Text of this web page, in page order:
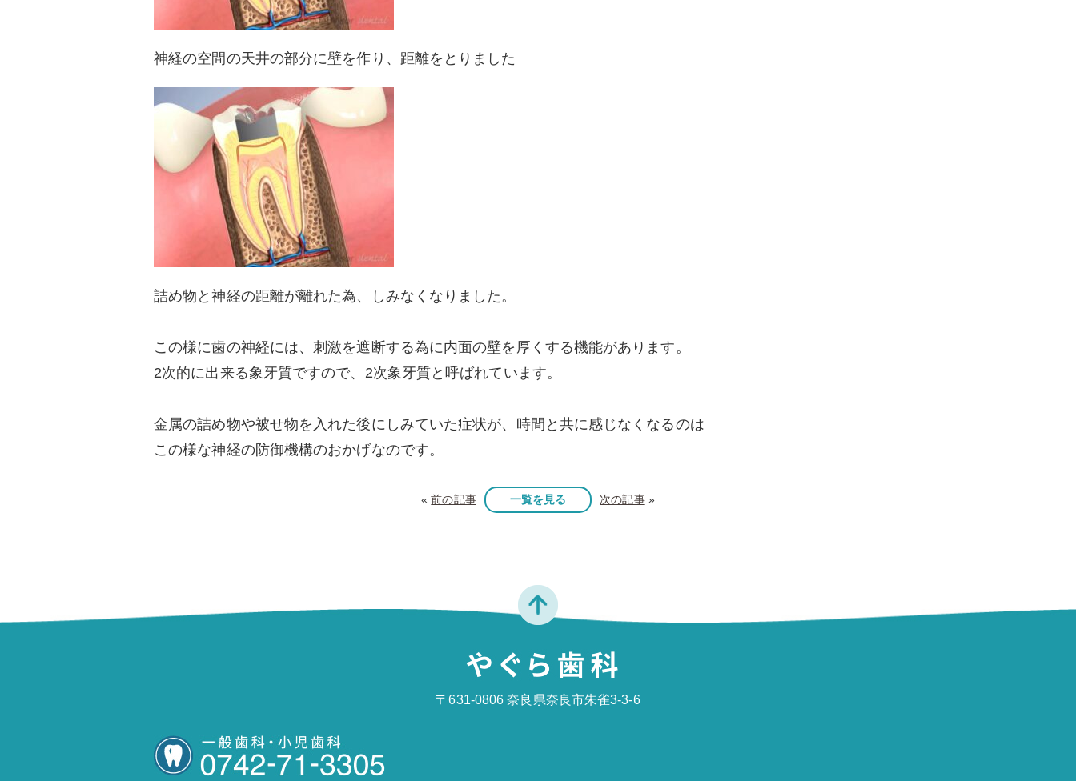
神経の空間の天井の部分に壁を作り、距離をとりました
詰め物と神経の距離が離れた為、しみなくなりました。
この様に歯の神経には、刺激を遮断する為に内面の壁を厚くする機能があります。
2次的に出来る象牙質ですので、2次象牙質と呼ばれています。
金属の詰め物や被せ物を入れた後にしみていた症状が、時間と共に感じなくなるのは
この様な神経の防御機構のおかげなのです。
«前の記事 一覧を見る 次の記事»
〒631-0806 奈良県奈良市朱雀3-3-6